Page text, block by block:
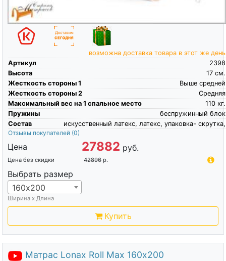
возможна доставка товара в этот же день
Артикул
2398
Высота
см.
17
Жесткость стороны 1
Выше средней
Жесткость стороны 2
Средняя
Максимальный вес на 1 спальное место
кг.
110
Пружины
беспружинный блок
Состав
искусственный латекс, латекс, упаковка- скрутка,
Отзывы покупателей (0)
Цена 27882 руб.
Цена без скидки 42896 р.
Выбрать размер
160х200
Ширина х Длина
Купить
Матрас Lonax Roll Max 160х200